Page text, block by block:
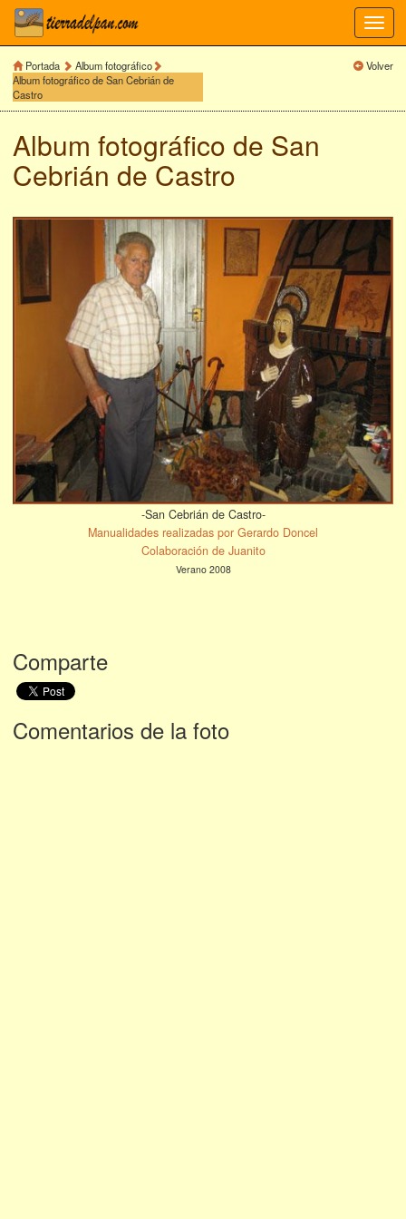
Portada
Album fotográfico
Album fotográfico de San Cebrián de
Castro
Volver
Album fotográfico de San
Cebrián de Castro
-San Cebrián de Castro-
Manualidades realizadas por Gerardo Doncel
Colaboración de Juanito
Verano 2008
Comparte
Comentarios de la foto